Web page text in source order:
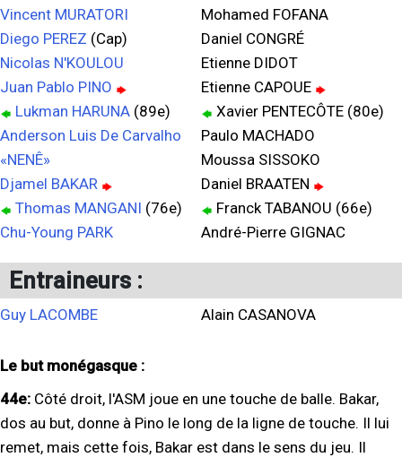
Vincent MURATORI
Diego PEREZ (Cap)
Nicolas N'KOULOU
Juan Pablo PINO
Lukman HARUNA (89e)
Anderson Luis De Carvalho
«NENÊ»
Djamel BAKAR
Thomas MANGANI (76e)
Chu-Young PARK
Mohamed FOFANA
Daniel CONGRÉ
Etienne DIDOT
Etienne CAPOUE
Xavier PENTECÔTE (80e)
Paulo MACHADO
Moussa SISSOKO
Daniel BRAATEN
Franck TABANOU (66e)
André-Pierre GIGNAC
Entraineurs :
Guy LACOMBE Alain CASANOVA
Le but monégasque :
44e: Côté droit, l'ASM joue en une touche de balle. Bakar,
dos au but, donne à Pino le long de la ligne de touche. Il lui
remet, mais cette fois, Bakar est dans le sens du jeu. Il